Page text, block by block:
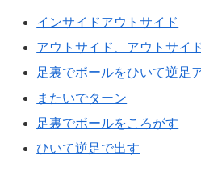
インサイドアウトサイド
アウトサイド、アウトサイ
足裏でボールをひいて逆足
またいでターン
足裏でボールをころがす
ひいて逆足で出す